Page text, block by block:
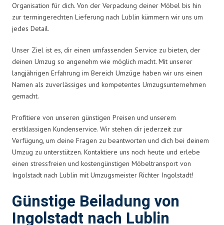
Organisation für dich. Von der Verpackung deiner Möbel bis hin
zur termingerechten Lieferung nach Lublin kümmern wir uns um
jedes Detail.
Unser Ziel ist es, dir einen umfassenden Service zu bieten, der
deinen Umzug so angenehm wie möglich macht. Mit unserer
langjährigen Erfahrung im Bereich Umzüge haben wir uns einen
Namen als zuverlässiges und kompetentes Umzugsunternehmen
gemacht.
Profitiere von unseren günstigen Preisen und unserem
erstklassigen Kundenservice. Wir stehen dir jederzeit zur
Verfügung, um deine Fragen zu beantworten und dich bei deinem
Umzug zu unterstützen. Kontaktiere uns noch heute und erlebe
einen stressfreien und kostengünstigen Möbeltransport von
Ingolstadt nach Lublin mit Umzugsmeister Richter Ingolstadt!
Günstige Beiladung von
Ingolstadt nach Lublin